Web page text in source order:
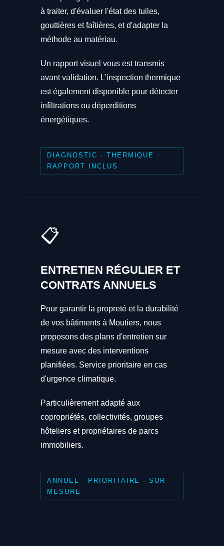
à traiter, d'évaluer l'état des tuiles,
gouttières et faîtières, et d'adapter la
méthode au matériau.
Un rapport visuel vous est transmis
avant validation. L'inspection thermique
est également disponible pour détecter
infiltrations ou déperditions
énergétiques.
DIAGNOSTIC · THERMIQUE ·
RAPPORT INCLUS
📋
ENTRETIEN RÉGULIER ET
CONTRATS ANNUELS
Pour garantir la propreté et la durabilité
de vos bâtiments à Moutiers, nous
proposons des plans d'entretien sur
mesure avec des interventions
planifiées. Service prioritaire en cas
d'urgence climatique.
Particulièrement adapté aux
copropriétés, collectivités, groupes
hôteliers et propriétaires de parcs
immobiliers.
ANNUEL · PRIORITAIRE · SUR
MESURE